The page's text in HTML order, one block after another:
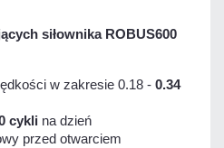
siłownika ROBUS600
w zakresie 0.18 - 0.34
cykli na dzień
przed otwarciem